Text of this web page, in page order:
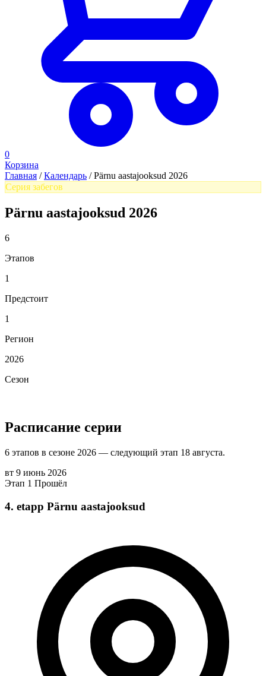
0
Корзина
Главная / Календарь / Pärnu aastajooksud 2026
Серия забегов
Pärnu aastajooksud 2026
6
Этапов
1
Предстоит
1
Регион
2026
Сезон
Расписание серии
6 этапов в сезоне 2026 — следующий этап 18 августа.
вт 9 июнь 2026
Этап 1 Прошёл
4. etapp Pärnu aastajooksud